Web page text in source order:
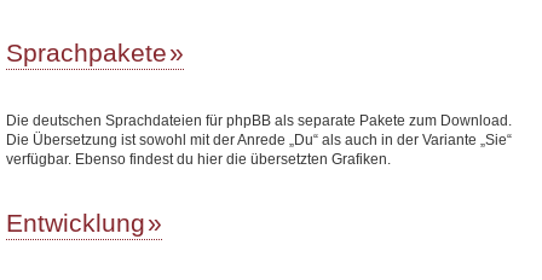
Sprachpakete
Die deutschen Sprachdateien für phpBB als separate Pakete zum Download.
Die Übersetzung ist sowohl mit der Anrede „Du“ als auch in der Variante „Sie“
verfügbar. Ebenso findest du hier die übersetzten Grafiken.
Entwicklung